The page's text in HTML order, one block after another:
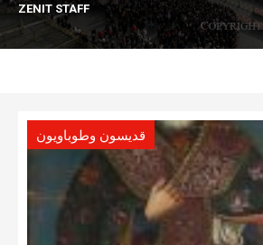
ZENIT STAFF
قديسون وطوباويون